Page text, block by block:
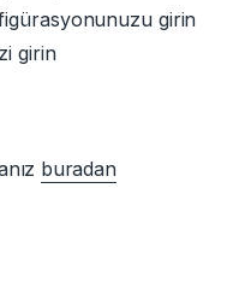
girin
girin
buradan